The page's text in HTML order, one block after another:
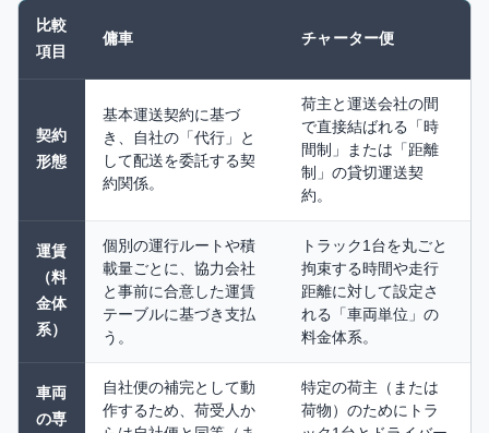
比較
項目
傭車 チャーター便
契約
形態
基本運送契約に基づ
き、自社の「代行」と
して配送を委託する契
約関係。
荷主と運送会社の間
で直接結ばれる「時
間制」または「距離
制」の貸切運送契
約。
運賃
（料
金体
系）
個別の運行ルートや積
載量ごとに、協力会社
と事前に合意した運賃
テーブルに基づき支払
う。
トラック1台を丸ごと
拘束する時間や走行
距離に対して設定さ
れる「車両単位」の
料金体系。
車両
の専
自社便の補完として動
作するため、荷受人か
特定の荷主（または
荷物）のためにトラ